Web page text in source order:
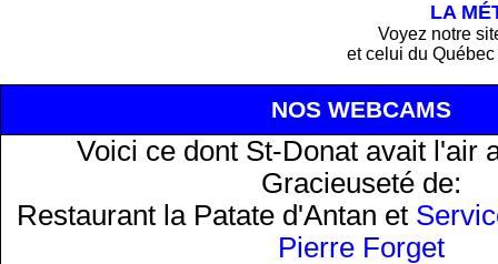
LA
Voyez notre
et celui du Québec
NOS WEBCAMS
Voici ce dont St-Donat avait l'air
Gracieuseté de:
Restaurant la Patate d'Antan et
Pierre Forget